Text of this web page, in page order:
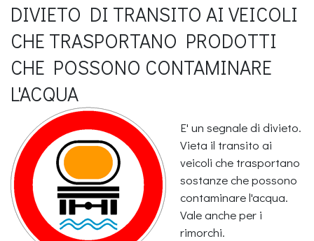
DIVIETO DI TRANSITO AI VEICOLI
CHE TRASPORTANO PRODOTTI
CHE POSSONO CONTAMINARE
L'ACQUA
E' un segnale di divieto.
Vieta il transito ai
veicoli che trasportano
sostanze che possono
contaminare l'acqua.
Vale anche per i
rimorchi.